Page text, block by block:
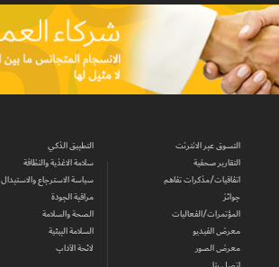
التسوق عبر الانترنت
التقارير صحفية
اتفاقيات/مذكرات تفاهم
جوائز
المؤتمرات/الفعاليات
معرض الفيديو
معرض الصور
التطبيق الذكي
سلامة الاغذية والنظافة
سياسة الاسترجاع والاستبدال
مراقبة الجودة
الصحة والسلامة
السلامة البيئية
لائحة الآداب